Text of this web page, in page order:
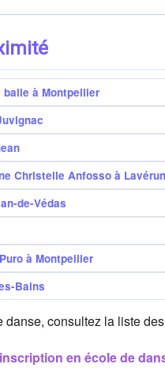
baile à Montpellier
Christelle Anfosso à
de-Védas
à Montpellier
Bains
consultez la liste des
inscription en école de